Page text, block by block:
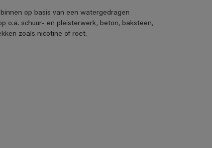
op basis van een watergedragen
o.a. schuur- en pleisterwerk, beton, baksteen,
zoals nicotine of roet.